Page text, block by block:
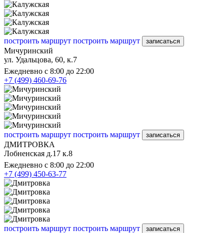
построить маршрут построить маршрут записаться
Мичуринский
ул. Удальцова, 60, к.7
Ежедневно с 8:00 до 22:00
+7 (499) 460-69-76
построить маршрут построить маршрут записаться
ДМИТРОВКА
Лобненская д.17 к.8
Ежедневно с 8:00 до 22:00
+7 (499) 450-63-77
построить маршрут построить маршрут записаться